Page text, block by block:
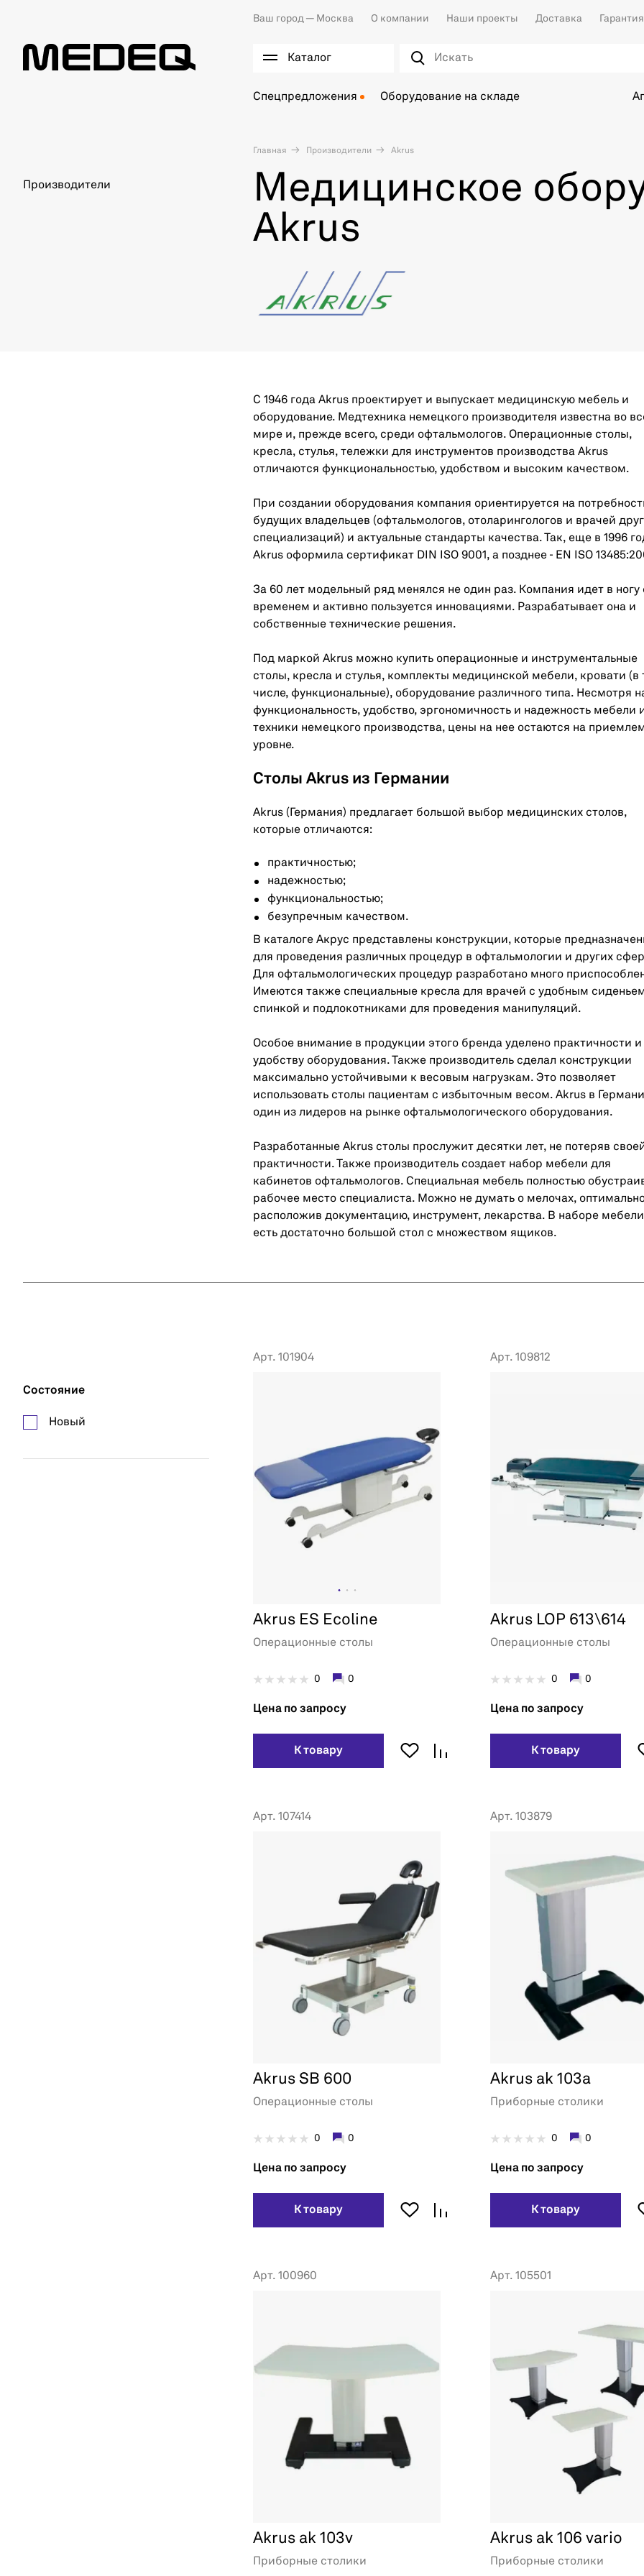
Ваш город — Москва О компании Наши проекты Доставка Гарантия
Каталог
Спецпредложения Оборудование на складе
Главная Производители Akrus
Производители
Медицинское
Akrus
С 1946 года Akrus проектирует и выпускает медицинскую мебель и
оборудование. Медтехника немецкого производителя известна во
мире и, прежде всего, среди офтальмологов. Операционные столы,
кресла, стулья, тележки для инструментов производства Akrus
отличаются функциональностью, удобством и высоким качеством.
При создании оборудования компания ориентируется на
будущих владельцев (офтальмологов, отоларингологов и врачей
специализаций) и актуальные стандарты качества. Так, еще в 1996
Akrus оформила сертификат DIN ISO 9001, а позднее - EN ISO
За 60 лет модельный ряд менялся не один раз. Компания идет в ногу
временем и активно пользуется инновациями. Разрабатывает она и
собственные технические решения.
Под маркой Akrus можно купить операционные и инструментальные
столы, кресла и стулья, комплекты медицинской мебели, кровати (в
числе, функциональные), оборудование различного типа. Несмотря
функциональность, удобство, эргономичность и надежность мебели
техники немецкого производства, цены на нее остаются на
уровне.
Столы Akrus из Германии
Akrus (Германия) предлагает большой выбор медицинских столов,
которые отличаются:
практичностью;
надежностью;
функциональностью;
безупречным качеством.
В каталоге Акрус представлены конструкции, которые
для проведения различных процедур в офтальмологии и других
Для офтальмологических процедур разработано много
Имеются также специальные кресла для врачей с удобным
спинкой и подлокотниками для проведения манипуляций.
Особое внимание в продукции этого бренда уделено практичности и
удобству оборудования. Также производитель сделал конструкции
максимально устойчивыми к весовым нагрузкам. Это позволяет
использовать столы пациентам с избыточным весом. Akrus в
один из лидеров на рынке офтальмологического оборудования.
Разработанные Akrus столы прослужит десятки лет, не потеряв
практичности. Также производитель создает набор мебели для
кабинетов офтальмологов. Специальная мебель полностью
рабочее место специалиста. Можно не думать о мелочах,
расположив документацию, инструмент, лекарства. В наборе мебели
есть достаточно большой стол с множеством ящиков.
Состояние
Новый
Арт. 101904
Akrus ES Ecoline
Операционные столы
0 0
Цена по запросу
К товару
Арт. 109812
Akrus LOP 613\614
Операционные столы
0 0
Цена по запросу
К товару
Арт. 107414
Akrus SB 600
Операционные столы
0 0
Цена по запросу
К товару
Арт. 103879
Akrus ak 103a
Приборные столики
0 0
Цена по запросу
К товару
Арт. 100960
Akrus ak 103v
Приборные столики
Арт. 105501
Akrus ak 106 vario
Приборные столики